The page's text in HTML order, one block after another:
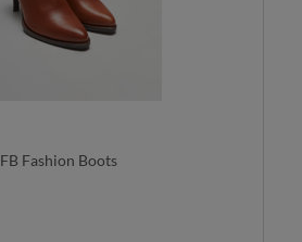
FB Fashion Boots